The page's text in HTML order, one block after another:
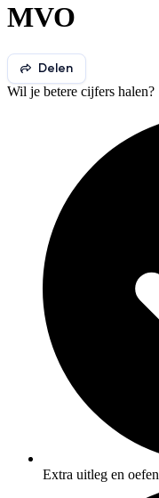
MVO
Delen
Wil je betere cijfers halen?
Extra uitleg en